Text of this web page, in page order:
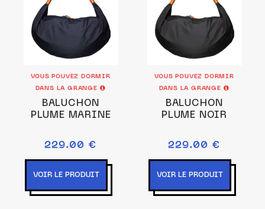
VOUS POUVEZ DORMIR
DANS LA GRANGE
BALUCHON
PLUME MARINE
229.00 €
VOIR LE PRODUIT
VOUS POUVEZ DORMIR
DANS LA GRANGE
BALUCHON
PLUME NOIR
229.00 €
VOIR LE PRODUIT